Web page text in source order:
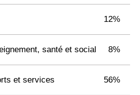
12%
santé et social 8%
et services 56%